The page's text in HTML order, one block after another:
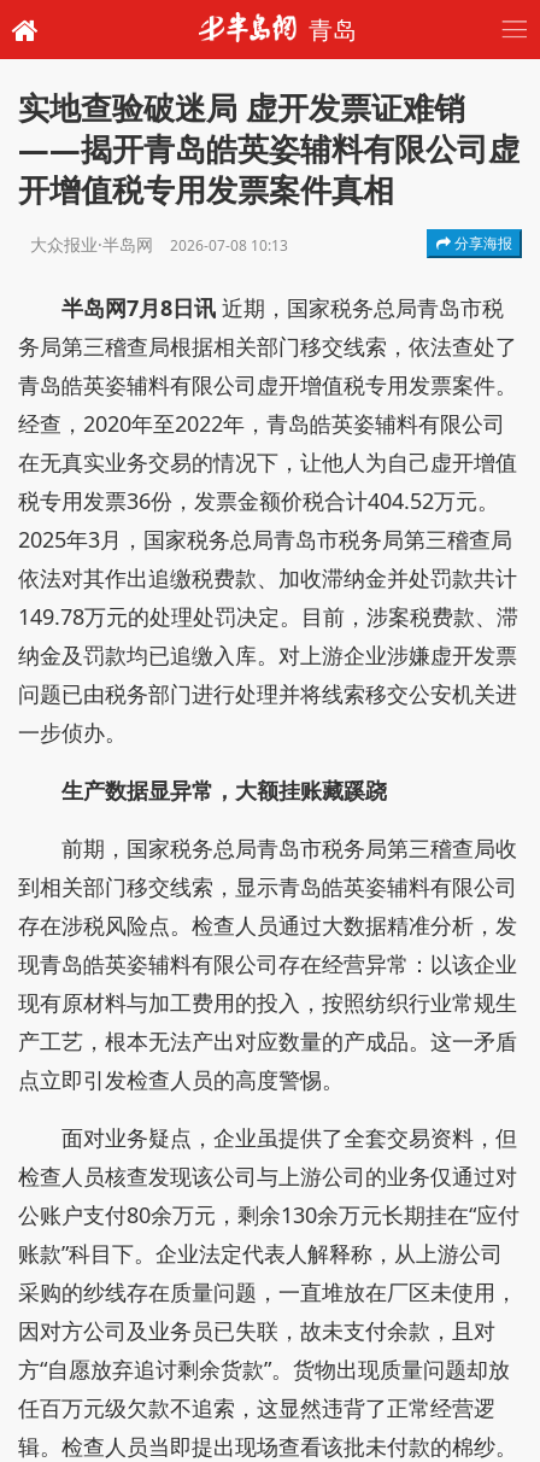
青岛
实地查验破迷局 虚开发票证难销
——揭开青岛皓英姿辅料有限公司虚
开增值税专用发票案件真相
大众报业·半岛网 2026-07-08 10:13 分享海报
半岛网7月8日讯 近期，国家税务总局青岛市税
务局第三稽查局根据相关部门移交线索，依法查处了
青岛皓英姿辅料有限公司虚开增值税专用发票案件。
经查，2020年至2022年，青岛皓英姿辅料有限公司
在无真实业务交易的情况下，让他人为自己虚开增值
税专用发票36份，发票金额价税合计404.52万元。
2025年3月，国家税务总局青岛市税务局第三稽查局
依法对其作出追缴税费款、加收滞纳金并处罚款共计
149.78万元的处理处罚决定。目前，涉案税费款、滞
纳金及罚款均已追缴入库。对上游企业涉嫌虚开发票
问题已由税务部门进行处理并将线索移交公安机关进
一步侦办。
生产数据显异常，大额挂账藏蹊跷
前期，国家税务总局青岛市税务局第三稽查局收
到相关部门移交线索，显示青岛皓英姿辅料有限公司
存在涉税风险点。检查人员通过大数据精准分析，发
现青岛皓英姿辅料有限公司存在经营异常：以该企业
现有原材料与加工费用的投入，按照纺织行业常规生
产工艺，根本无法产出对应数量的产成品。这一矛盾
点立即引发检查人员的高度警惕。
面对业务疑点，企业虽提供了全套交易资料，但
检查人员核查发现该公司与上游公司的业务仅通过对
公账户支付80余万元，剩余130余万元长期挂在“应付
账款”科目下。企业法定代表人解释称，从上游公司
采购的纱线存在质量问题，一直堆放在厂区未使用，
因对方公司及业务员已失联，故未支付余款，且对
方“自愿放弃追讨剩余货款”。货物出现质量问题却放
任百万元级欠款不追索，这显然违背了正常经营逻
辑。检查人员当即提出现场查看该批未付款的棉纱。